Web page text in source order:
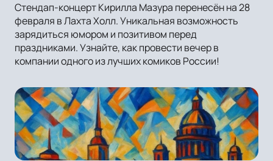
Стендап-концерт Кирилла Мазура перенесён на 28
февраля в Лахта Холл. Уникальная возможность
зарядиться юмором и позитивом перед
праздниками. Узнайте, как провести вечер в
компании одного из лучших комиков России!